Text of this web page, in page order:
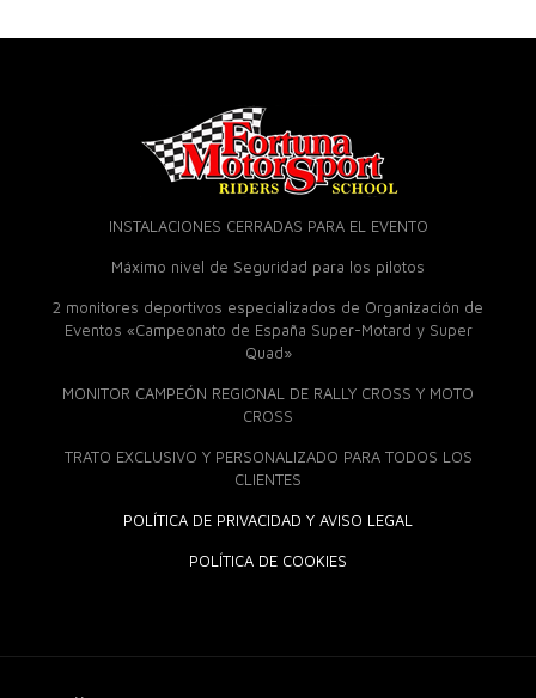
INSTALACIONES CERRADAS PARA EL EVENTO
Máximo nivel de Seguridad para los pilotos
2 monitores deportivos especializados de Organización de
Eventos «Campeonato de España Super-Motard y Super
Quad»
MONITOR CAMPEÓN REGIONAL DE RALLY CROSS Y MOTO
CROSS
TRATO EXCLUSIVO Y PERSONALIZADO PARA TODOS LOS
CLIENTES
POLÍTICA DE PRIVACIDAD Y AVISO LEGAL
POLÍTICA DE COOKIES